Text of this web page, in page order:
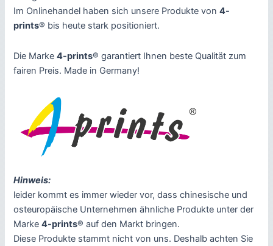
Im Onlinehandel haben sich unsere Produkte von4-
prints® bis heute stark positioniert.
Die Marke4-prints® garantiert Ihnen beste Qualität zum
fairen Preis. Made in Germany!
Hinweis:
leider kommt es immer wieder vor, dass chinesische und
osteuropäische Unternehmen ähnliche Produkte unter der
Marke4-prints® auf den Markt bringen.
Diese Produkte stammt nicht von uns. Deshalb achten Sie